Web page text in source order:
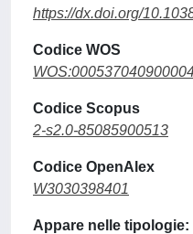
https://dx.doi.org/
Codice WOS
Codice Scopus
2-s2.0-85085900513
Codice OpenAlex
W3030398401
Appare nelle tipologie: